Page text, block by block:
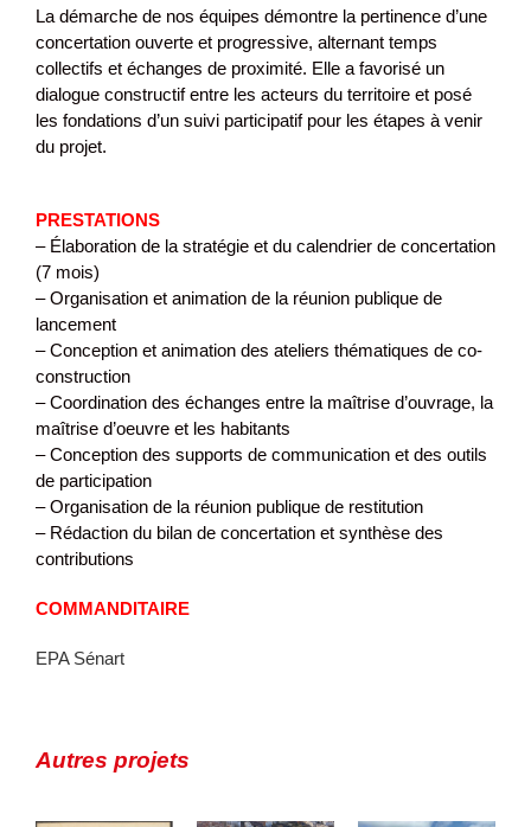
La démarche de nos équipes démontre la pertinence d’une
concertation ouverte et progressive, alternant temps
collectifs et échanges de proximité. Elle a favorisé un
dialogue constructif entre les acteurs du territoire et posé
les fondations d’un suivi participatif pour les étapes à venir
du projet.
PRESTATIONS
– Élaboration de la stratégie et du calendrier de concertation
(7 mois)
– Organisation et animation de la réunion publique de
lancement
– Conception et animation des ateliers thématiques de co-
construction
– Coordination des échanges entre la maîtrise d’ouvrage, la
maîtrise d’oeuvre et les habitants
– Conception des supports de communication et des outils
de participation
– Organisation de la réunion publique de restitution
– Rédaction du bilan de concertation et synthèse des
contributions
COMMANDITAIRE
EPA Sénart
Autres projets
Porte de